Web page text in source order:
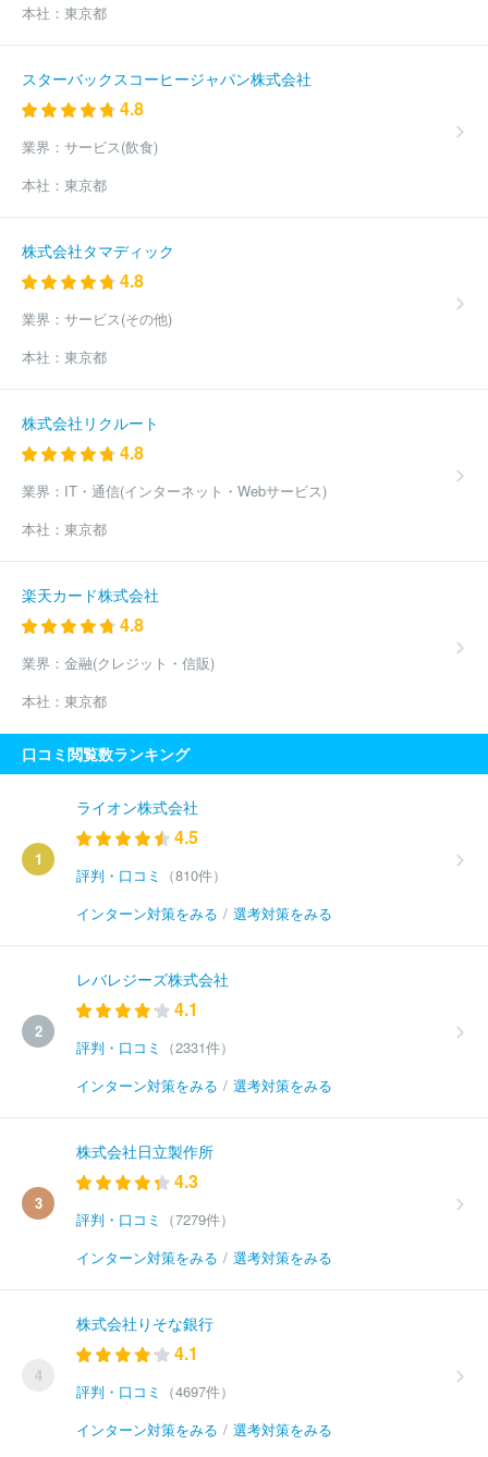
ャリアオプション
ＭＩＲＡＲＴＨホールディングス株式会社
東急プロパティマネジ
株式会社
ほか(18736件)
本社： 東京都
スターバックスコーヒージャパン株式会社
4.8
業界： サービス(飲食)
本社： 東京都
株式会社タマディック
4.8
業界： サービス(その他)
本社： 東京都
株式会社リクルート
4.8
業界： IT・通信(インターネット・Webサービス)
本社： 東京都
楽天カード株式会社
4.8
業界： 金融(クレジット・信販)
本社： 東京都
口コミ閲覧数ランキング
1
ライオン株式会社
4.5
評判・口コミ
（810件）
インターン対策をみる / 選考対策をみる
2
レバレジーズ株式会社
4.1
評判・口コミ
（2331件）
インターン対策をみる / 選考対策をみる
3
株式会社日立製作所
4.3
評判・口コミ
（7279件）
インターン対策をみる / 選考対策をみる
4
株式会社りそな銀行
4.1
評判・口コミ
（4697件）
インターン対策をみる / 選考対策をみる